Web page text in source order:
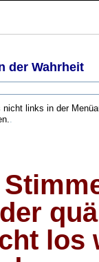
der Wahrheit
links in der
.
los